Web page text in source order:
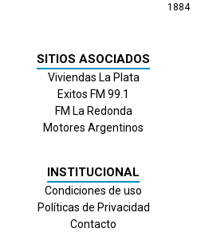
1884
SITIOS ASOCIADOS
Viviendas La Plata
Exitos FM 99.1
FM La Redonda
Motores Argentinos
INSTITUCIONAL
Condiciones de uso
Políticas de Privacidad
Contacto